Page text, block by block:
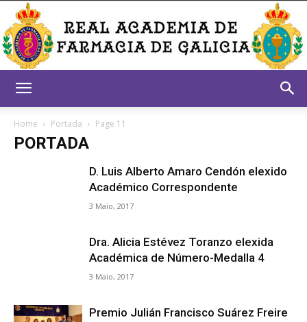
Home Portada Page 11
PORTADA
D. Luis Alberto Amaro Cendón elexido
Académico Correspondente
3 Maio, 2017
Dra. Alicia Estévez Toranzo elexida
Académica de Número-Medalla 4
3 Maio, 2017
Premio Julián Francisco Suárez Freire